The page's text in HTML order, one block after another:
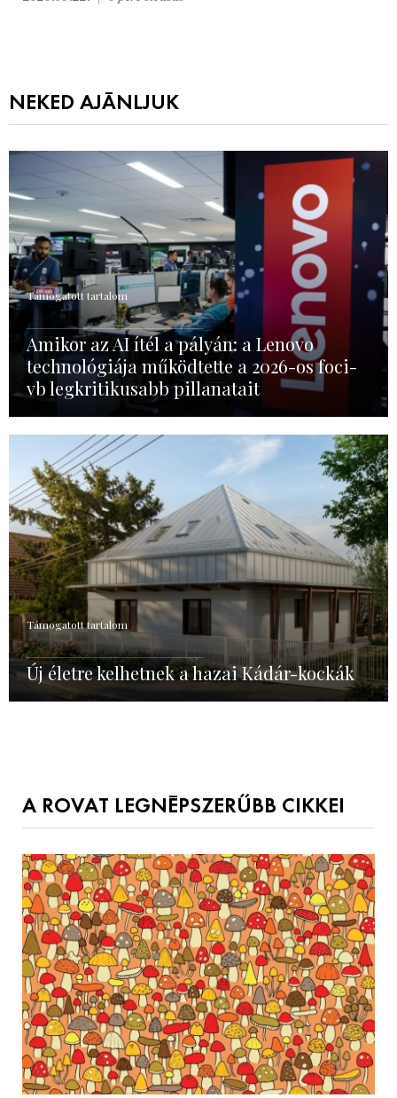
NEKED AJÁNLJUK
Támogatott tartalom
Amikor az AI ítél a pályán: a Lenovo
technológiája működtette a 2026-os foci-
vb legkritikusabb pillanatait
Támogatott tartalom
Új életre kelhetnek a hazai Kádár-kockák
A ROVAT LEGNÉPSZERŰBB CIKKEI